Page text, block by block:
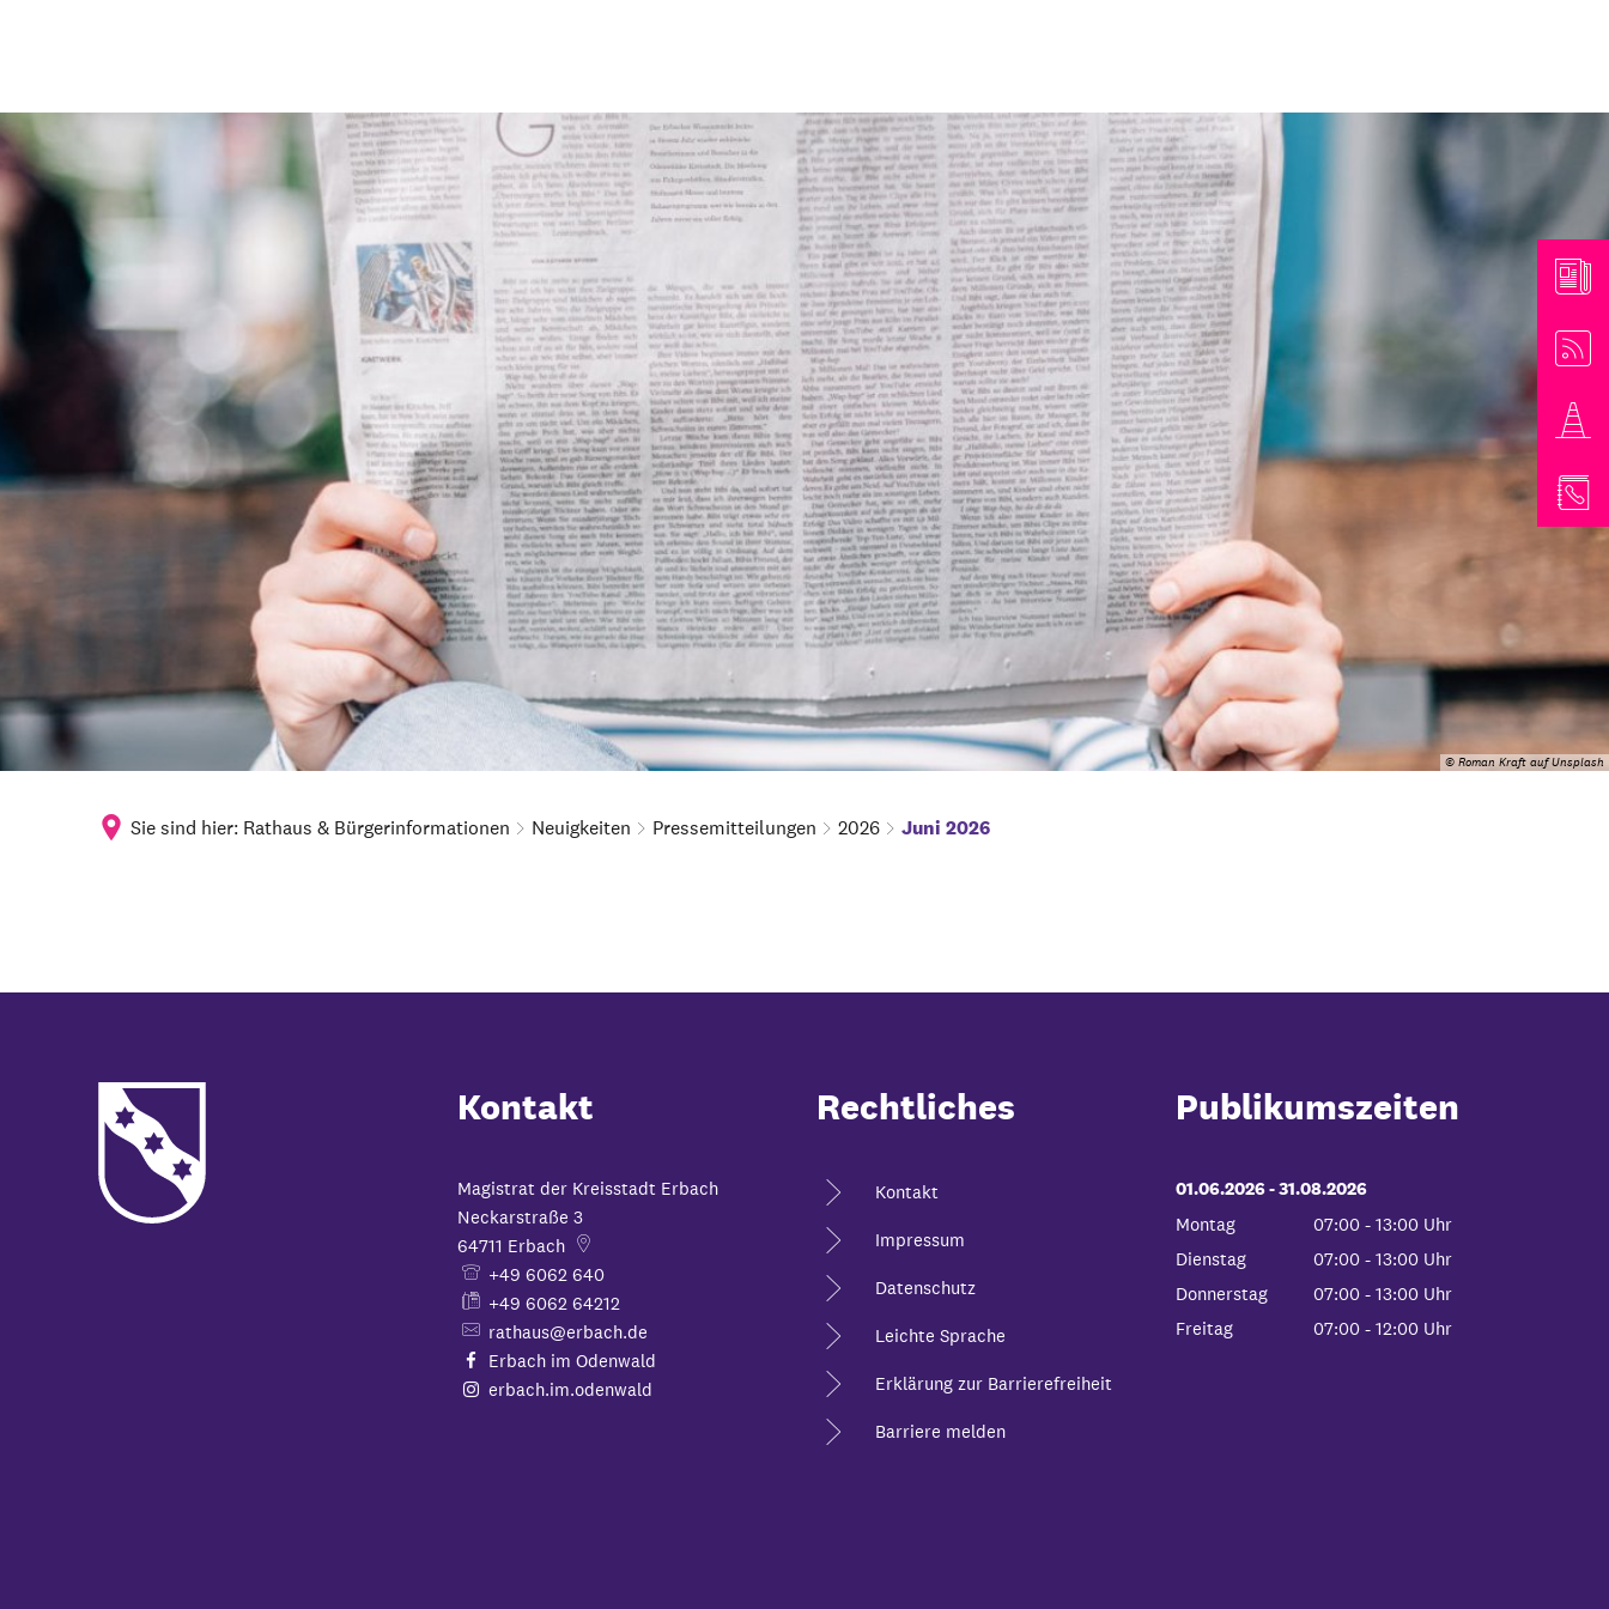
© Roman Kraft auf Unsplash
Sie sind hier: Rathaus & Bürgerinformationen Neuigkeiten Pressemitteilungen 2026 Juni 2026
2026
Kontakt
Magistrat der Kreisstadt Erbach
Neckarstraße 3
64711 Erbach
+49 6062 640
+49 6062 64212
rathaus@erbach.de
Erbach im Odenwald
erbach.im.odenwald
Rechtliches
Kontakt
Impressum
Datenschutz
Leichte Sprache
Erklärung zur Barrierefreiheit
Barriere melden
Publikumszeiten
01.06.2026-bis
31.08.2026
Montag
07:00 - 13:00 Uhr
Von 07:00 bis 13:00 Uhr
Dienstag 07:00 - 13:00 Uhr
Von 07:00 bis 13:00 Uhr
Donnerstag 07:00 - 13:00 Uhr
Von 07:00 bis 13:00 Uhr
Freitag 07:00 - 12:00 Uhr